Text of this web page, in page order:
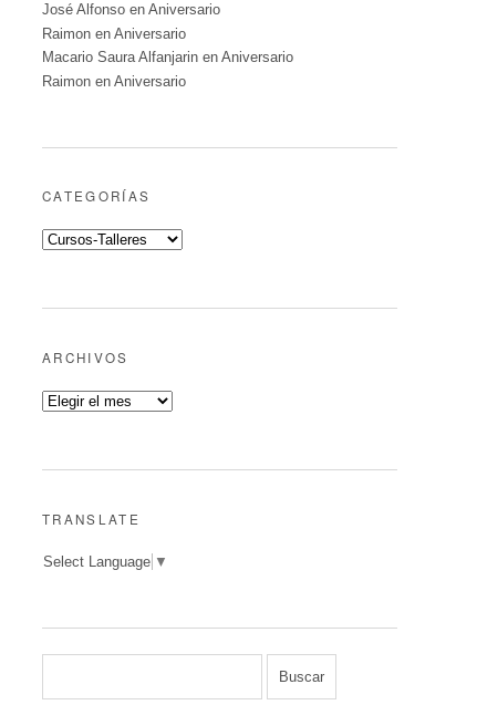
José Alfonso en Aniversario
Raimon en Aniversario
Macario Saura Alfanjarin en Aniversario
Raimon en Aniversario
CATEGORÍAS
ARCHIVOS
TRANSLATE
Select Language ▼